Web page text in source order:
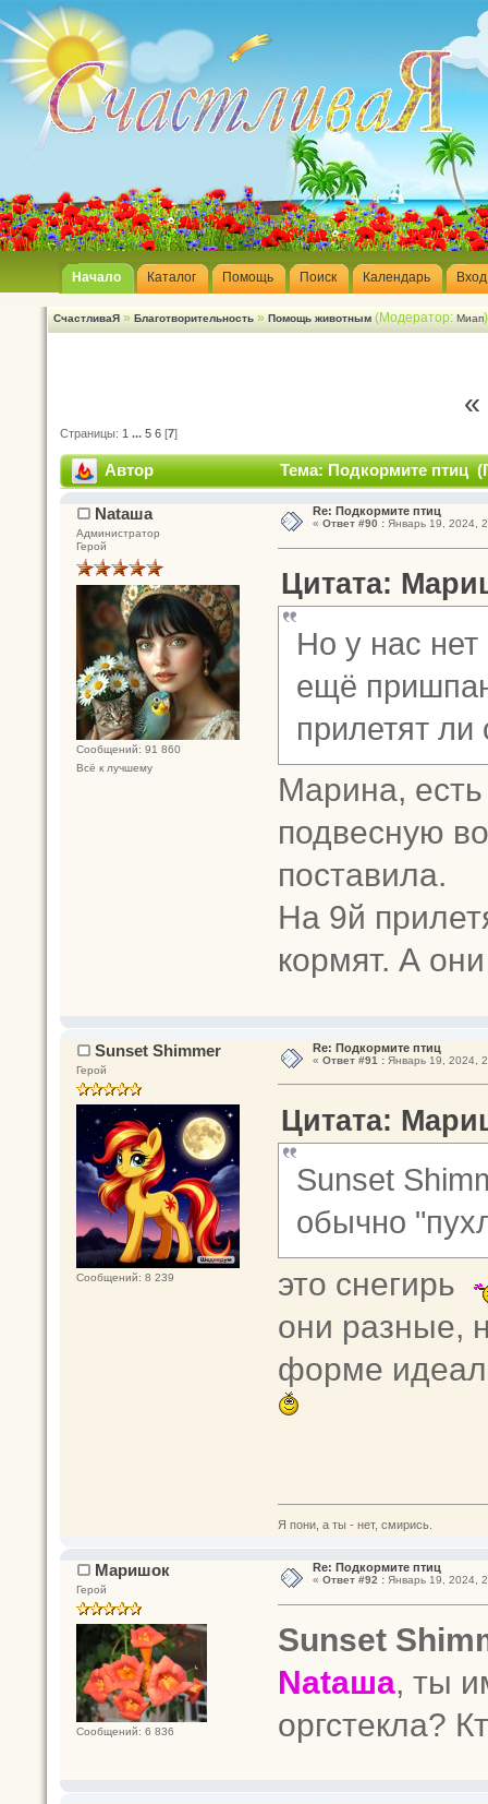
Начало Каталог Помощь Поиск Календарь Вход
СчастливаЯ » Благотворительность » Помощь животным (Модератор: Миап
Страницы: 1 ... 5 6 [7]
Автор Тема: Подкормите птиц
Nataшa
Администратор
Герой
Сообщений: 91 860
Всё к лучшему
Re: Подкормите птиц
« Ответ #90 :Январь 19, 2024,
Цитата:
Но у нас
ещё
прилетят ли
Марина,
подвесную
поставила.
На 9й
кормят. А
Sunset Shimmer
Герой
Сообщений: 8 239
Re: Подкормите птиц
« Ответ #91 :Январь 19, 2024,
Цитата:
Sunset
обычно
это снегирь
они разные,
форме
Я пони, а ты - нет, смирись.
Маришок
Герой
Сообщений: 6 836
Re: Подкормите птиц
« Ответ #92 :Январь 19, 2024,
Sunset
Nataшa, ты
оргстекла?